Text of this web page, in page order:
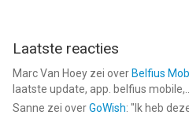
Laatste reacties
Marc Van Hoey zei over Belfius
laatste update, app. belfius mobile,...
Sanne zei overGoWish: " Ik heb